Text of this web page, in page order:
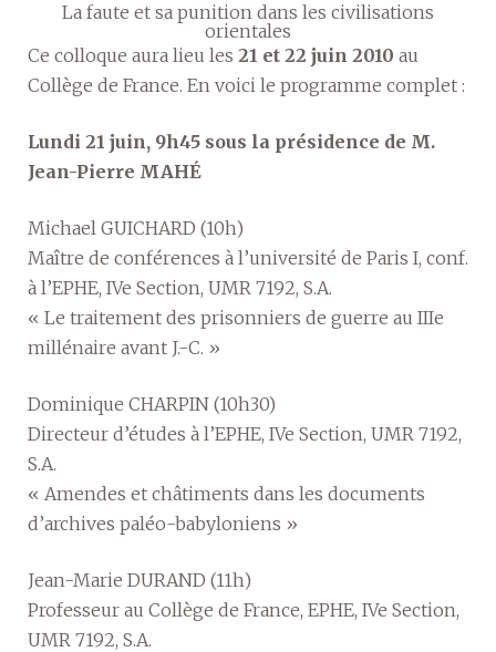
La faute et sa punition dans les civilisations
orientales
Ce colloque aura lieu les 21 et 22 juin 2010 au
Collège de France. En voici le programme complet :
Lundi 21 juin, 9h45 sous la présidence de M.
Jean-Pierre MAHÉ
Michael GUICHARD (10h)
Maître de conférences à l’université de Paris I, conf.
à l’EPHE, IVe Section, UMR 7192, S.A.
« Le traitement des prisonniers de guerre au IIIe
millénaire avant J.-C. »
Dominique CHARPIN (10h30)
Directeur d’études à l’EPHE, IVe Section, UMR 7192,
S.A.
« Amendes et châtiments dans les documents
d’archives paléo-babyloniens »
Jean-Marie DURAND (11h)
Professeur au Collège de France, EPHE, IVe Section,
UMR 7192, S.A.